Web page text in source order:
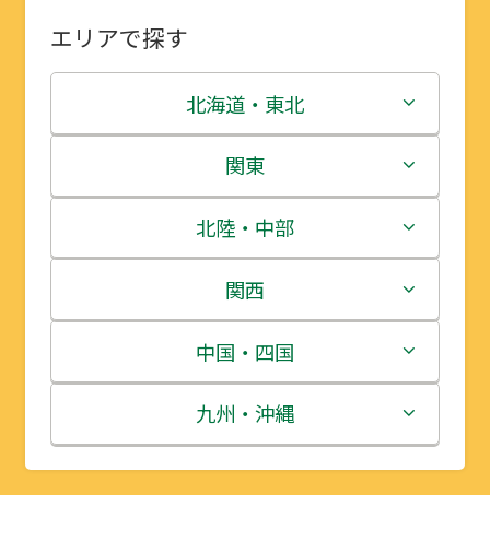
エリアで探す
北海道・東北
北海道
青森県
岩手県
宮城県
秋田県
山形県
関東
茨城県
栃木県
群馬県
埼玉県
千葉県
北陸・中部
新潟県
富山県
石川県
福井県
関西
三重県
滋賀県
京都府
中国・四国
鳥取県
島根県
九州・沖縄
福岡県